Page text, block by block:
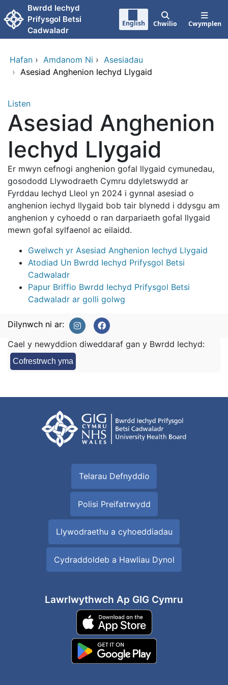
Neidio i'r prif gynnwy
Bwrdd Iechyd
Prifysgol Betsi
Cadwaladr
English Chwilio Cwymplen
Hafan › Amdanom Ni › Asesiadau
› Asesiad Anghenion Iechyd Llygaid
Listen
Asesiad Anghenion
Iechyd Llygaid
Er mwyn cefnogi anghenion gofal llygaid cymunedau,
gosododd Llywodraeth Cymru ddyletswydd ar
Fyrddau Iechyd Lleol yn 2024 i gynnal asesiad o
anghenion iechyd llygaid bob tair blynedd i ddysgu am
anghenion y cyhoedd o ran darpariaeth gofal llygaid
mewn gofal sylfaenol ac eilaidd.
Gwelwch yr Asesiad Anghenion Iechyd Llygaid
Atodiad Un Bwrdd Iechyd Prifysgol Betsi
Cadwaladr
Papur Briffio Bwrdd Iechyd Prifysgol Betsi
Cadwaladr ar golli golwg
Dilynwch ni ar:
Cael y newyddion diweddaraf gan y Bwrdd Iechyd:
Cofrestrwch yma
Telarau Defnyddio
Polisi Preifatrwydd
Llywodraethu a cyhoeddiadau
Cydraddoldeb a Hawliau Dynol
Lawrlwythwch Ap GIG Cymru